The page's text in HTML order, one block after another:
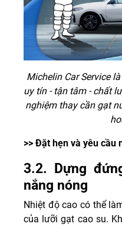
Michelin Car Service
uy tín - tận tâm - chất
nghiệm thay cần gạt
>> Đặt hẹn và yêu cầu
3.2. Dựng
nắng nóng
Nhiệt độ cao có thể
của lưỡi gạt cao su.